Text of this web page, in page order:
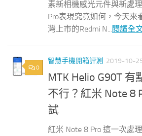
素新相機感光元件與新處
Pro表現究竟如何，今天來
灣上市的Redmi N...閱讀全
0
智慧手機開箱評測 2019-10-
MTK Helio G90T
不行？紅米 Note 8
試
紅米 Note 8 Pro 這一次處